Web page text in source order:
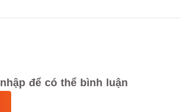
để có thể bình luận